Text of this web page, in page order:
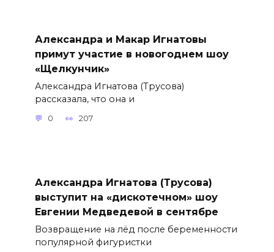
Александра и Макар Игнатовы
примут участие в новогоднем шоу
«Щелкунчик»
Александра Игнатова (Трусова)
рассказала, что она и
0 207
Александра Игнатова (Трусова)
выступит на «дискотечном» шоу
Евгении Медведевой в сентябре
Возвращение на лёд после беременности
популярной фигуристки